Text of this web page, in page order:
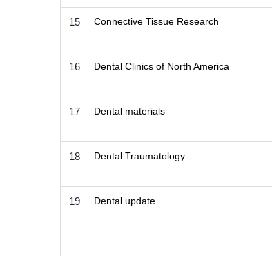
15 Connective Tissue Research
16 Dental Clinics of North America
17 Dental materials
18 Dental Traumatology
19 Dental update